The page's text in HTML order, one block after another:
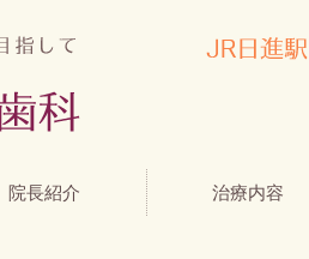
院長紹介 治療内容